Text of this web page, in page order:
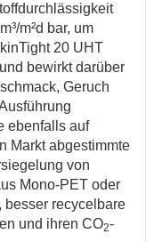
m²d bar, um
20 UHT
bewirkt darüber
Geruch
ebenfalls auf
Markt abgestimmte
von
Mono-PET oder
besser recycelbare
und ihren CO2-